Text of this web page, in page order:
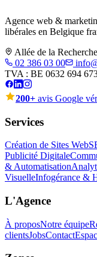
Agence web &
libérales en Belgique
Allée de la
02 386 03 00
TVA : BE 0632 694
200+ avis Google
Services
Création de Sites Web
Publicité Digitale
& Automatisation
VisuelleInfogérance &
L'Agence
À proposNotre équipe
clientsJobsContact